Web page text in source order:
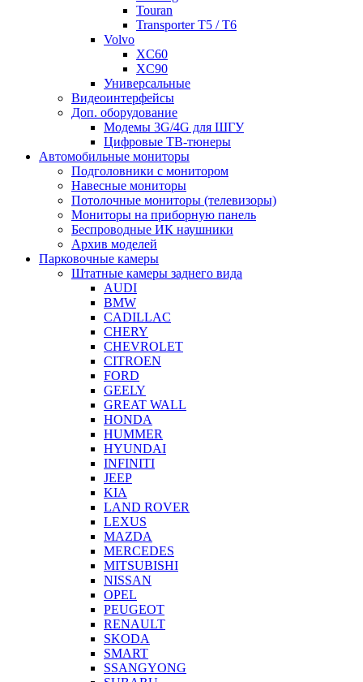
Touran
Transporter T5 / T6
Volvo
XC60
XC90
Универсальные
Видеоинтерфейсы
Доп. оборудование
Модемы 3G/4G для ШГУ
Цифровые ТВ-тюнеры
Автомобильные мониторы
Подголовники с монитором
Навесные мониторы
Потолочные мониторы (телевизоры)
Мониторы на приборную панель
Беспроводные ИК наушники
Архив моделей
Парковочные камеры
Штатные камеры заднего вида
AUDI
BMW
CADILLAC
CHERY
CHEVROLET
CITROEN
FORD
GEELY
GREAT WALL
HONDA
HUMMER
HYUNDAI
INFINITI
JEEP
KIA
LAND ROVER
LEXUS
MAZDA
MERCEDES
MITSUBISHI
NISSAN
OPEL
PEUGEOT
RENAULT
SKODA
SMART
SSANGYONG